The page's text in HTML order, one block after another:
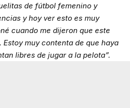
de fútbol femenino y
y hoy ver esto es muy
cuando me dijeron que este
muy contenta de que haya
libres de jugar a la pelota”.